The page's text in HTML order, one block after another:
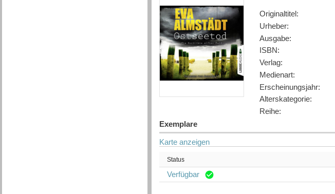
Originaltitel:
Urheber:
Ausgabe:
ISBN:
Verlag:
Medienart:
Erscheinungsjahr:
Alterskategorie:
Reihe:
Exemplare
Karte anzeigen
Status
Verfügbar